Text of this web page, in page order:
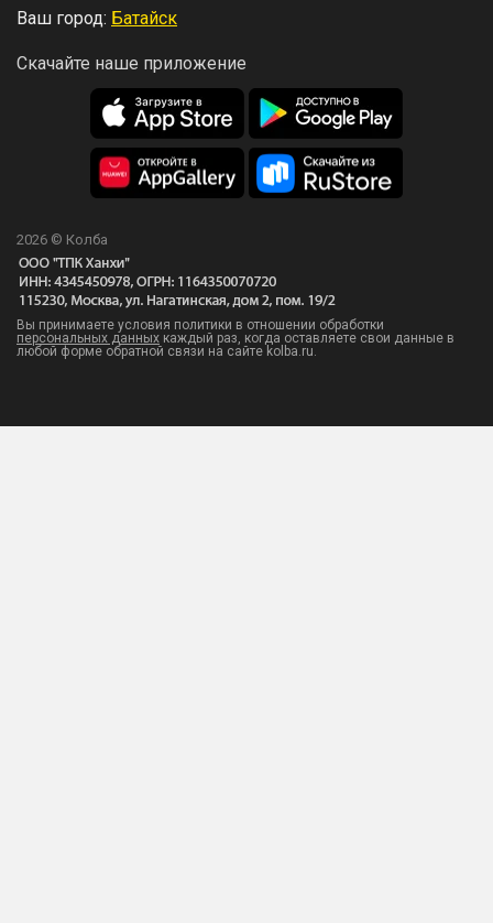
Ваш город: Батайск
Скачайте наше приложение
2026 © Колба
Вы принимаете условия политики в отношении обработки
персональных данных каждый раз, когда оставляете свои данные в
любой форме обратной связи на сайте kolba.ru.